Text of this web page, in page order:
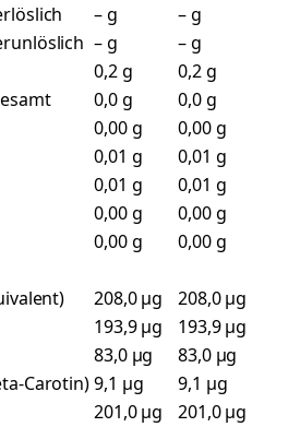
– g
– g
– g
– g
0,2 g
0,2 g
0,0 g
0,0 g
0,00 g
0,00 g
0,01 g
0,01 g
0,01 g
0,01 g
0,00 g
0,00 g
0,00 g
0,00 g
208,0 µg
208,0 µg
193,9 µg
193,9 µg
83,0 µg
83,0 µg
Carotin)9,1 µg
9,1 µg
201,0 µg
201,0 µg